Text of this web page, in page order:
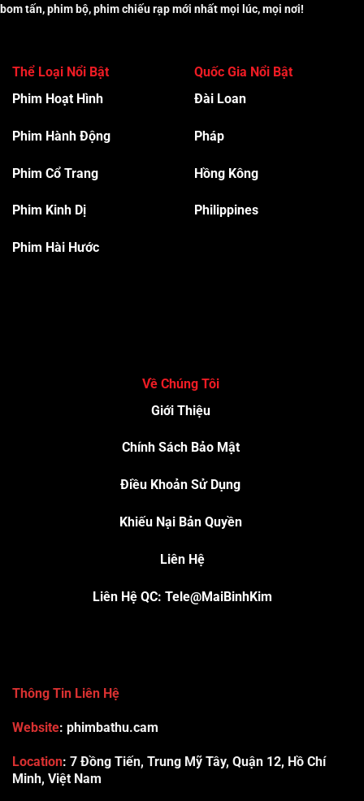
bom tấn, phim bộ, phim chiếu rạp mới nhất mọi lúc, mọi nơi!
Thể Loại Nổi Bật
Phim Hoạt Hình
Phim Hành Động
Phim Cổ Trang
Phim Kinh Dị
Phim Hài Hước
Quốc Gia Nổi Bật
Đài Loan
Pháp
Hồng Kông
Philippines
Về Chúng Tôi
Giới Thiệu
Chính Sách Bảo Mật
Điều Khoản Sử Dụng
Khiếu Nại Bản Quyền
Liên Hệ
Liên Hệ QC: Tele@MaiBinhKim
Thông Tin Liên Hệ
Website: phimbathu.cam
Location: 7 Đồng Tiến, Trung Mỹ Tây, Quận 12, Hồ Chí
Minh, Việt Nam